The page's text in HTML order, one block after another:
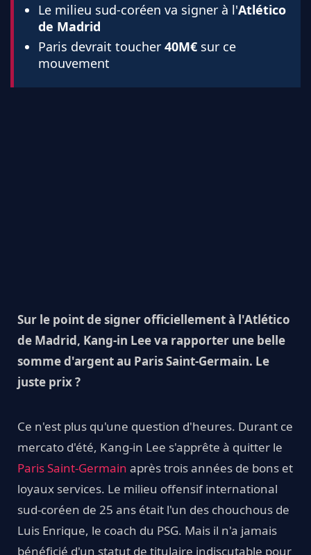
Le milieu sud-coréen va signer à l'Atlético
de Madrid
Paris devrait toucher 40M€ sur ce
mouvement
Sur le point de signer officiellement à l'Atlético
de Madrid, Kang-in Lee va rapporter une belle
somme d'argent au Paris Saint-Germain. Le
juste prix ?
Ce n'est plus qu'une question d'heures. Durant ce
mercato d'été, Kang-in Lee s'apprête à quitter le
Paris Saint-Germain après trois années de bons et
loyaux services. Le milieu offensif international
sud-coréen de 25 ans était l'un des chouchous de
Luis Enrique, le coach du PSG. Mais il n'a jamais
bénéficié d'un statut de titulaire indiscutable pour